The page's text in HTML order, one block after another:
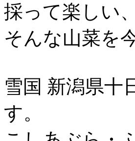
採って楽しい
そんな山菜を
雪国 新潟県十
す。